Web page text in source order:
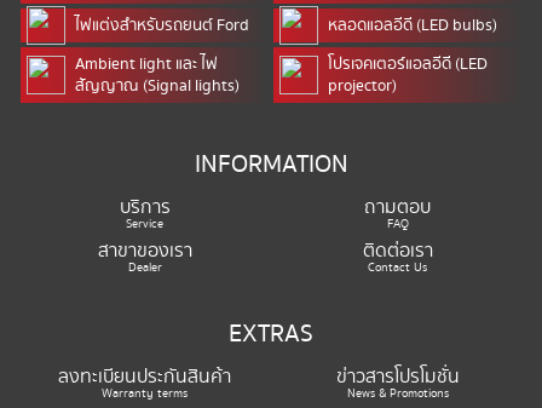
ไฟแต่งสำหรับรถยนต์ Ford
หลอดแอลอีดี (LED bulbs)
Ambient light และ ไฟ
สัญญาณ (Signal lights)
โปรเจคเตอร์แอลอีดี (LED
projector)
INFORMATION
บริการ
Service
สาขาของเรา
Dealer
ถามตอบ
FAQ
ติดต่อเรา
Contact Us
EXTRAS
ลงทะเบียนประกันสินค้า
Warranty terms
ข่าวสารโปรโมชั่น
News & Promotions